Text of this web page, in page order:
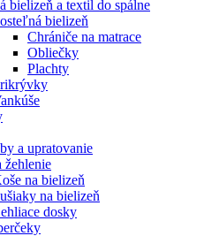
bielizeň a textil do spálne
bielizeň
Chrániče na matrace
Obliečky
Plachty
a upratovanie
žehlenie
na bielizeň
na bielizeň
dosky